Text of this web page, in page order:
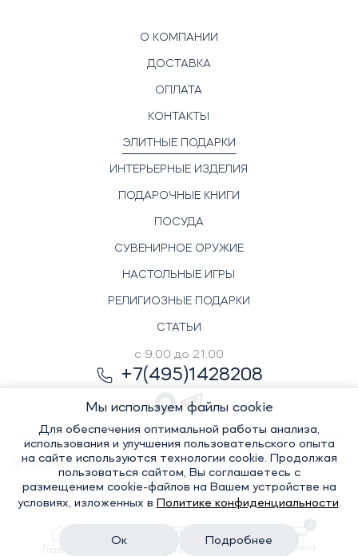
О КОМПАНИИ
ДОСТАВКА
ОПЛАТА
КОНТАКТЫ
ЭЛИТНЫЕ ПОДАРКИ
ИНТЕРЬЕРНЫЕ ИЗДЕЛИЯ
ПОДАРОЧНЫЕ КНИГИ
ПОСУДА
СУВЕНИРНОЕ ОРУЖИЕ
НАСТОЛЬНЫЕ ИГРЫ
РЕЛИГИОЗНЫЕ ПОДАРКИ
СТАТЬИ
с 9.00 до 21.00
+7(495)1428208
© Элитный сувенир, 2022-2026. Все права защищены
Политика
конфиденциальности
Мы используем файлы cookie
Для обеспечения оптимальной работы анализа,
использования и улучшения пользовательского опыта
на сайте используются технологии cookie. Продолжая
пользоваться сайтом, Вы соглашаетесь с
размещением cookie-файлов на Вашем устройстве на
условиях, изложенных в Политике конфиденциальности.
Ок Подробнее